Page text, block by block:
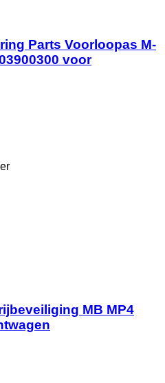
Parts Voorloopas M-
voor
MB MP4